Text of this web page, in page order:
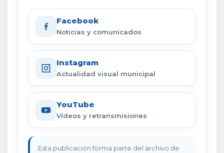
Facebook
Noticias y comunicados
Instagram
Actualidad visual municipal
YouTube
Vídeos y retransmisiones
Esta publicación forma parte del archivo de